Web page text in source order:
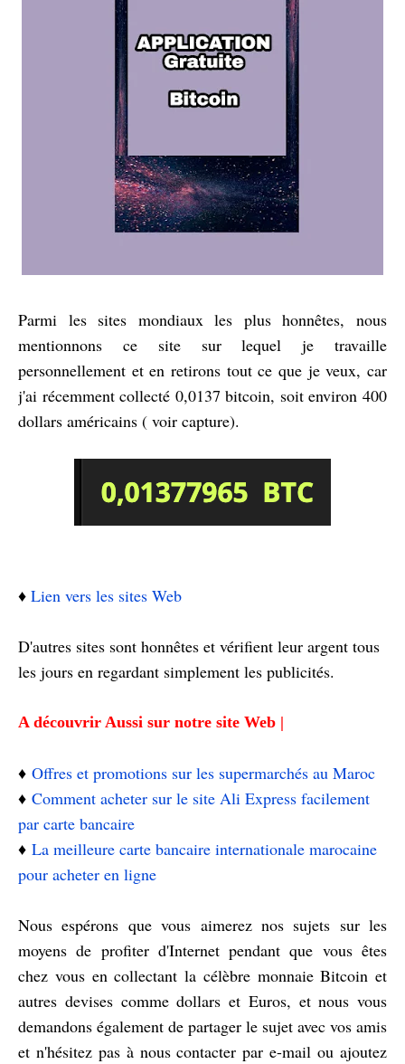
Parmi les sites mondiaux les plus honnêtes, nous
mentionnons ce site sur lequel je travaille
personnellement et en retirons tout ce que je veux, car
j'ai récemment collecté 0,0137 bitcoin, soit environ 400
dollars américains ( voir capture).
♦️ Lien vers les sites Web
D'autres sites sont honnêtes et vérifient leur argent tous
les jours en regardant simplement les publicités.
A découvrir Aussi sur notre site Web |
♦️ Offres et promotions sur les supermarchés au Maroc
♦️ Comment acheter sur le site Ali Express facilement
par carte bancaire
♦️ La meilleure carte bancaire internationale marocaine
pour acheter en ligne
Nous espérons que vous aimerez nos sujets sur les
moyens de profiter d'Internet pendant que vous êtes
chez vous en collectant la célèbre monnaie Bitcoin et
autres devises comme dollars et Euros, et nous vous
demandons également de partager le sujet avec vos amis
et n'hésitez pas à nous contacter par e-mail ou ajoutez